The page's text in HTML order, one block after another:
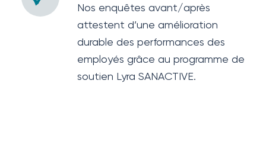
Nos enquêtes avant/après
attestent d’une amélioration
durable des performances des
employés grâce au programme de
soutien Lyra SANACTIVE.